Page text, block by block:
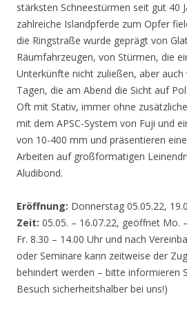
stärksten Schneestürmen seit gut 40
zahlreiche Islandpferde zum Opfer
die Ringstraße wurde geprägt von
Räumfahrzeugen, von Stürmen, die
Unterkünfte nicht zuließen, aber
Tagen, die am Abend die Sicht auf
Oft mit Stativ, immer ohne
mit dem APSC-System von Fuji und
von 10-400 mm und präsentieren
Arbeiten auf großformatigen
Aludibond.
Eröffnung: Donnerstag 05.05.22,
Zeit: 05.05. – 16.07.22, geöffnet Mo.
Fr. 8.30 – 14.00 Uhr und nach
oder Seminare kann zeitweise der
behindert werden – bitte informieren
Besuch sicherheitshalber bei uns!)